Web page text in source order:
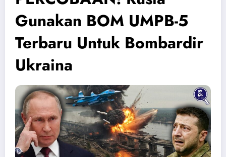
Gunakan BOM UMPB-5
Terbaru Untuk Bombardir
Ukraina